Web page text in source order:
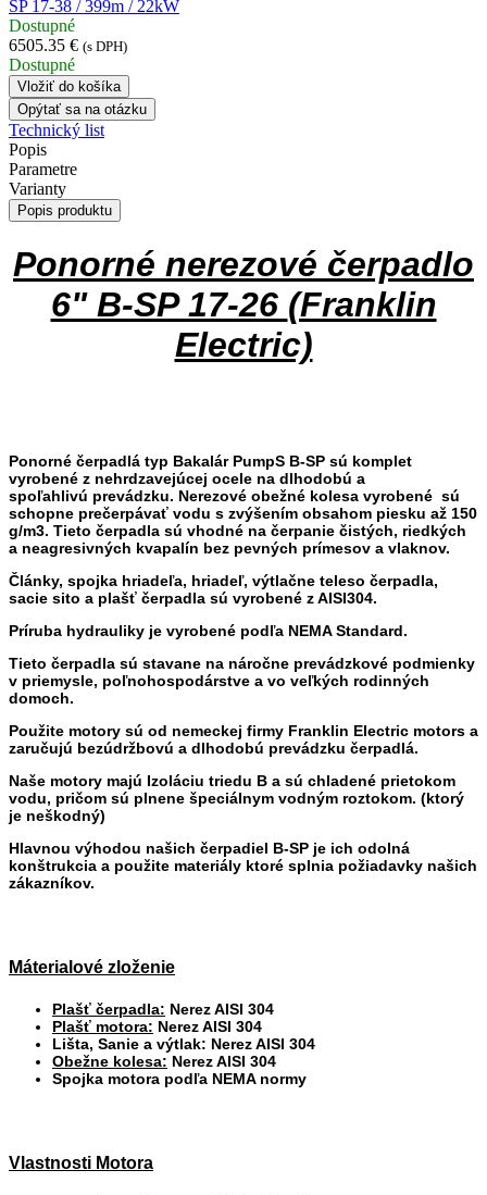
SP 17-38 / 399m / 22kW
Dostupné
6505.35 € (s DPH)
Dostupné
Vložiť do košíka
Opýtať sa na otázku
Technický list
Popis
Parametre
Varianty
Popis produktu
Ponorné nerezové čerpadlo
6" B-SP 17-26 (Franklin
Electric)
Ponorné čerpadlá typ Bakalár PumpS B-SP sú komplet
vyrobené z nehrdzavejúcej ocele na dlhodobú a
spoľahlivú prevádzku. Nerezové obežné kolesa vyrobené sú
schopne prečerpávať vodu s zvýšením obsahom piesku až 150
g/m3. Tieto čerpadla sú vhodné na čerpanie čistých, riedkých
a neagresivných kvapalín bez pevných prímesov a vlaknov.
Články, spojka hriadeľa, hriadeľ, výtlačne teleso čerpadla,
sacie sito a plašť čerpadla sú vyrobené z AISI304.
Príruba hydrauliky je vyrobené podľa NEMA Standard.
Tieto čerpadla sú stavane na náročne prevádzkové podmienky
v priemysle, poľnohospodárstve a vo veľkých rodinných
domoch.
Použite motory sú od nemeckej firmy Franklin Electric motors a
zaručujú bezúdržbovú a dlhodobú prevádzku čerpadlá.
Naše motory majú Izoláciu triedu B a sú chladené prietokom
vodu, pričom sú plnene špeciálnym vodným roztokom. (ktorý
je neškodný)
Hlavnou výhodou našich čerpadiel B-SP je ich odolná
konštrukcia a použite materiály ktoré splnia požiadavky našich
zákazníkov.
Máterialové zloženie
Plašť čerpadla: Nerez AISI 304
Plašť motora: Nerez AISI 304
Lišta, Sanie a výtlak: Nerez AISI 304
Obežne kolesa: Nerez AISI 304
Spojka motora podľa NEMA normy
Vlastnosti Motora